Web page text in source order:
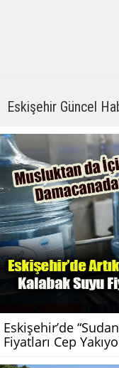
Eskişehir Güncel
Eskişehir’de
Fiyatları Cep